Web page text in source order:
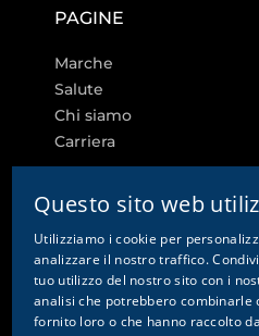
PAGINE
Marche
Salute
Chi siamo
Carriera
ALTRI LINK
Impostazioni dei cookie
Contatto
Questo sito web
Utilizziamo i cookie per
analizzare il nostro traffico.
tuo utilizzo del nostro sito con i
analisi che potrebbero combinarle
fornito loro o che hanno raccolto